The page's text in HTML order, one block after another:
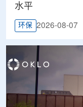
水平
环保 2026-08-07